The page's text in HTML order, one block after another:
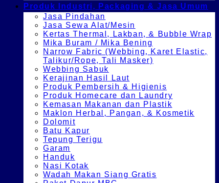
Produk Industri, Packaging & Jasa Umum
Jasa Pindahan
Jasa Sewa Alat/Mesin
Kertas Thermal, Lakban, & Bubble Wrap
Mika Buram / Mika Bening
Narrow Fabric (Webbing, Karet Elastic,
Talikur/Rope, Tali Masker)
Webbing Sabuk
Kerajinan Hasil Laut
Produk Pembersih & Higienis
Produk Homecare dan Laundry
Kemasan Makanan dan Plastik
Maklon Herbal, Pangan, & Kosmetik
Dolomit
Batu Kapur
Tepung Terigu
Garam
Handuk
Nasi Kotak
Wadah Makan Siang Gratis